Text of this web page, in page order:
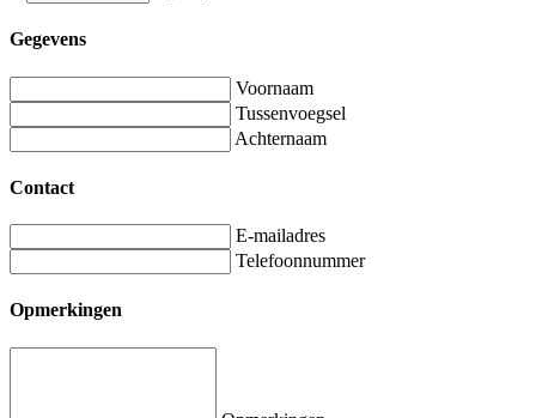
Gegevens
Voornaam
Tussenvoegsel
Achternaam
Contact
E-mailadres
Telefoonnummer
Opmerkingen